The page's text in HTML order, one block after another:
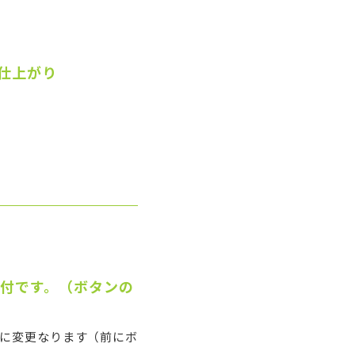
上がり
です。（ボタンの
変更なります（前にボ